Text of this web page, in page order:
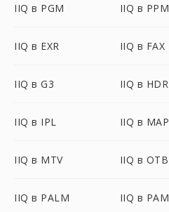
IIQ в PGM IIQ в PPM
IIQ в EXR IIQ в FAX
IIQ в G3 IIQ в HDR
IIQ в IPL IIQ в MAP
IIQ в MTV IIQ в OTB
IIQ в PALM IIQ в PAM